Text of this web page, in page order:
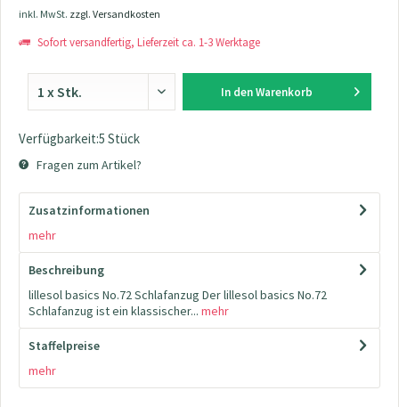
inkl. MwSt. zzgl. Versandkosten
Sofort versandfertig, Lieferzeit ca. 1-3 Werktage
In den Warenkorb
Verfügbarkeit:5 Stück
Fragen zum Artikel?
Zusatzinformationen
mehr
Beschreibung
lillesol basics No.72 Schlafanzug Der lillesol basics No.72
Schlafanzug ist ein klassischer... mehr
Staffelpreise
mehr